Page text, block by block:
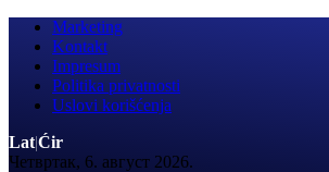
Marketing
Kontakt
Impresum
Politika privatnosti
Uslovi korišćenja
Lat|Ćir
Четвртак, 6. август 2026.